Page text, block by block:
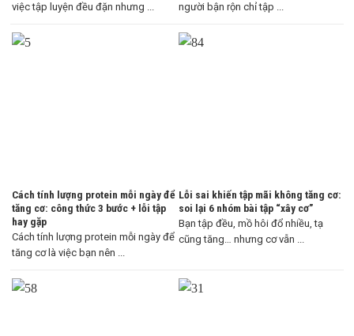
việc tập luyện đều đặn nhưng ...
người bận rộn chỉ tập ...
Cách tính lượng protein mỗi ngày để
tăng cơ: công thức 3 bước + lỗi tập
hay gặp
Cách tính lượng protein mỗi ngày để
tăng cơ là việc bạn nên ...
Lỗi sai khiến tập mãi không tăng cơ:
soi lại 6 nhóm bài tập “xây cơ”
Bạn tập đều, mồ hôi đổ nhiều, tạ
cũng tăng… nhưng cơ vẫn ...